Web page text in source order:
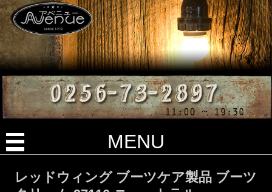
MENU
レッドウィング ブーツケア製品 ブーツ